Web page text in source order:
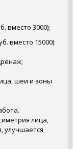
вместо 3000);
вместо 15000):
шеи и зоны
лица,
улучшается